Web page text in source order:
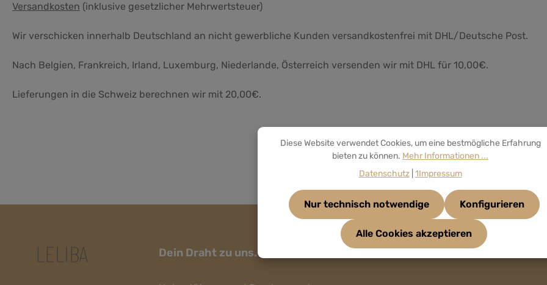
Versandkosten (inklusive gesetzlicher Mehrwertsteuer)
Wir verschicken innerhalb Deutschland an nicht gewerbliche Kunden versandkostenfrei mit DHL/Deutsche Post.
Nach Belgien, Frankreich, Irland, Luxemburg, Niederlande, Österreich versenden wir mit DHL für 10,00€.
Lieferungen in die Schweiz berechnen wir mit 20,00€.
Dein Draht zu uns.
Diese Website verwendet Cookies, um eine bestmögliche Erfahrung
bieten zu können. Mehr Informationen ...
Datenschutz| 1Impressum
Nur technisch notwendige Konfigurieren
Alle Cookies akzeptieren